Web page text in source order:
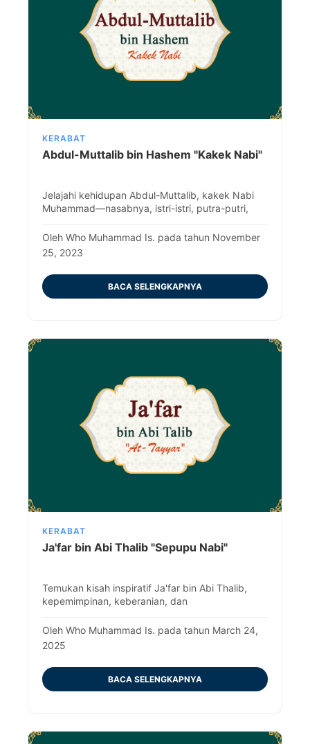
KERABAT
Abdul-Muttalib bin Hashem "Kakek Nabi"
Jelajahi kehidupan Abdul-Muttalib, kakek Nabi
Muhammad—nasabnya, istri-istri, putra-putri,
sejarah Islam.
Oleh Who Muhammad Is. pada tahun November
25, 2023
BACA SELENGKAPNYA
KERABAT
Ja'far bin Abi Thalib "Sepupu Nabi"
Temukan kisah inspiratif Ja'far bin Abi Thalib,
kepemimpinan, keberanian, dan
namanya dalam sejarah. Baca sekarang!
Oleh Who Muhammad Is. pada tahun March 24,
2025
BACA SELENGKAPNYA